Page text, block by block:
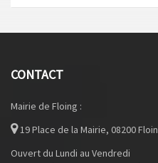
CONTACT
Mairie de Floing :
19 Place de la Mairie, 08200
Ouvert du Lundi au Vendredi